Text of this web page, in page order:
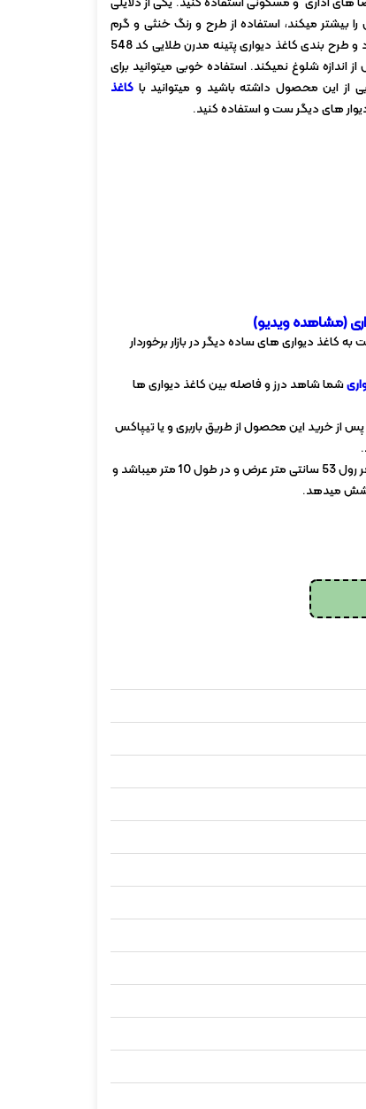
بیشتر میکند، استفاده از طرح و رنگ خنثی و گرم
است که باعث دلنشین تر شدن فضا میشود و طرح بندی کاغذ دیواری پتینه مدرن طلایی کد 548
شلوغ نمیکند. استفاده خوبی میتوانید برای
از این محصول داشته باشید و میتوانید با کاغذ
های دیگر ست و استفاده کنید.
(مشاهده ویدیو)
کاغذ دیواری های ساده دیگر در بازار برخوردار
شما شاهد درز و فاصله بین کاغذ دیواری ها
خرید این محصول از طریق باربری و یا تیپاکس
فروش این محصول به صورت رول است و هر رول 53 سانتی متر عرض و در طول 10 متر میباشد و